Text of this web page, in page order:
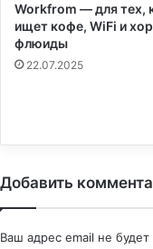
Workfrom — для тех,
ищет кофе, WiFi и
флюиды
22.07.2025
Добавить
Ваш адрес email не будет